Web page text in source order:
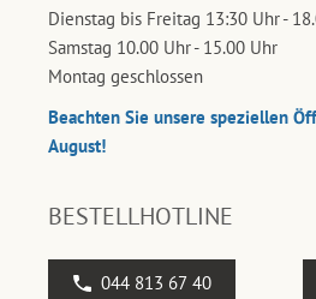
Dienstag bis Freitag 13:30 Uhr -
Samstag 10.00 Uhr - 15.00 Uhr
Montag geschlossen
Beachten Sie unsere speziellen
August!
BESTELLHOTLINE
044 813 67 40